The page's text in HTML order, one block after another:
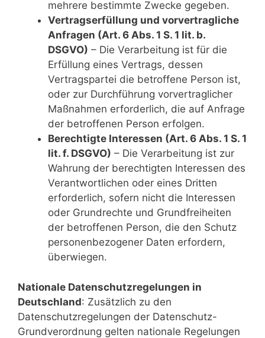
mehrere bestimmte Zwecke gegeben.
Vertragserfüllung und vorvertragliche
Anfragen (Art. 6 Abs. 1 S. 1 lit. b.
DSGVO) – Die Verarbeitung ist für die
Erfüllung eines Vertrags, dessen
Vertragspartei die betroffene Person ist,
oder zur Durchführung vorvertraglicher
Maßnahmen erforderlich, die auf Anfrage
der betroffenen Person erfolgen.
Berechtigte Interessen (Art. 6 Abs. 1 S. 1
lit. f. DSGVO) – Die Verarbeitung ist zur
Wahrung der berechtigten Interessen des
Verantwortlichen oder eines Dritten
erforderlich, sofern nicht die Interessen
oder Grundrechte und Grundfreiheiten
der betroffenen Person, die den Schutz
personenbezogener Daten erfordern,
überwiegen.
Nationale Datenschutzregelungen in
Deutschland: Zusätzlich zu den
Datenschutzregelungen der Datenschutz-
Grundverordnung gelten nationale Regelungen